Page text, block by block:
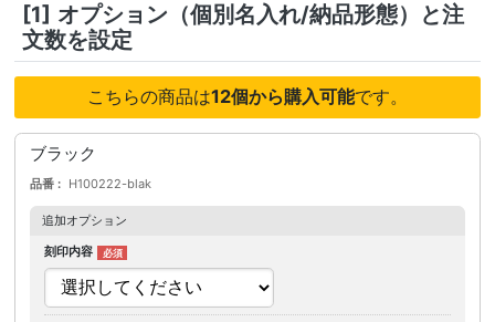
[1] オプション（個別名入れ/納品形態）と注
文数を設定
こちらの商品は12個から購入可能です。
ブラック
品番 H100222-blak
追加オプション
刻印内容